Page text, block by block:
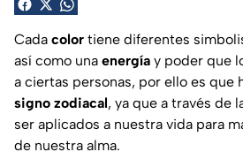
Cada color tiene diferentes
así como una energía y poder que
a ciertas personas, por ello es que
signo zodiacal, ya que a través de
ser aplicados a nuestra vida para
de nuestra alma.